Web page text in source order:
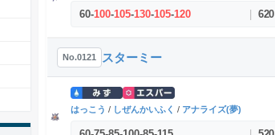
60-100-105-130-105-120 620
No.0121 スターミー
はっこう / しぜんかいふく / アナライズ(夢)